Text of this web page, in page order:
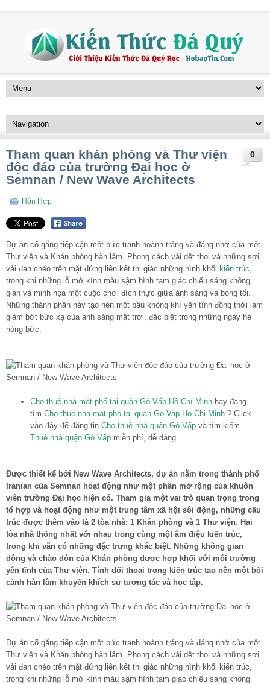
0
Tham quan khán phòng và Thư viện
độc đáo của trường Đại học ở
Semnan / New Wave Architects
Hỗn Hợp
Dự án cố gắng tiếp cận một bức tranh hoành tráng và đáng nhớ của một
Thư viện và Khán phòng hàn lâm. Phong cách vải dệt thoi và những sợi
vải đan chéo trên mặt đứng liên kết thị giác những hình khối kiến trúc
trong khi những lỗ mở kính màu sậm hình tam giác chiếu sáng không
gian và minh họa một cuộc chơi đích thực giữa ánh sáng và bóng tối.
Những thành phần này tạo nên một bầu không khí yên tĩnh đồng thời làm
giảm bớt bức xạ của ánh sáng mặt trời, đặc biệt trong những ngày hè
nóng bức.
Cho thuê nhà mặt phố tại quận Gò Vấp Hồ Chí Minh hay đang
tìm Cho thue nha mat pho tai quan Go Vap Ho Chi Minh ? Click
vào đây để đăng tin Cho thuê nhà quận Gò Vấp và tìm kiếm
Thuê nhà quận Gò Vấp miễn phí, dễ dàng.
Được thiết kế bởi New Wave Architects, dự án nằm trong thành phố
Iranian của Semnan hoạt động như một phần mở rộng của khuôn
viên trường Đại học hiện có. Tham gia một vai trò quan trọng trong
tổ hợp và hoạt động như một trung tâm xã hội sôi động, những cấu
trúc được thêm vào là 2 tòa nhà: 1 Khán phòng và 1 Thư viện. Hai
tòa nhà thống nhất với nhau trong cùng một âm điệu kiến trúc,
trong khi vẫn có những đặc trưng khác biệt. Những không gian
động và chào đón của Khán phòng được hợp khối với môi trường
yên tĩnh của Thư viện. Tính đối thoại trong kiến trúc tạo nên một bối
cảnh hàn lâm khuyến khích sự tương tác và học tập.
Dự án cố gắng tiếp cận một bức tranh hoành tráng và đáng nhớ của một
Thư viện và Khán phòng hàn lâm. Phong cách vải dệt thoi và những sợi
vải đan chéo trên mặt đứng liên kết thị giác những hình khối kiến trúc,
trong khi những lỗ mở kính màu sậm hình tam giác chiếu sáng không